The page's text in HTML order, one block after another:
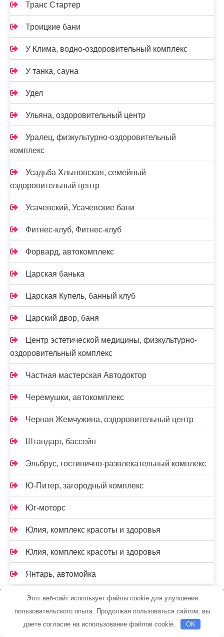
Транс Стартер
Троицкие бани
У Клима, водно-оздоровительный комплекс
У танка, сауна
Удел
Ульяна, оздоровительный центр
Уралец, физкультурно-оздоровительный
комплекс
Усадьба Хлыновская, семейный
оздоровительный центр
Усачевский, Усачевские бани
Фитнес-клуб, Фитнес-клуб
Форвард, автокомплекс
Царская банька
Царская Купель, банный клуб
Царский двор, баня
Центр эстетической медицины, физкультурно-
оздоровительный комплекс
Частная мастерская Автодоктор
Черемушки, автокомплекс
Черная Жемчужина, оздоровительный центр
Штандарт, бассейн
Эльбрус, гостинично-развлекательный комплекс
Ю-Питер, загородный комплекс
Юг-моторс
Юлия, комплекс красоты и здоровья
Юлия, комплекс красоты и здоровья
Янтарь, автомойка
Интересное по рубрикам
Этот веб-сайт использует файлы cookie для улучшения
пользовательского опыта. Продолжая пользоваться сайтом, вы
даете согласие на использование файлов cookie.
OK